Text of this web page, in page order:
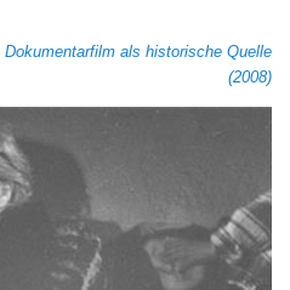
Dokumentarfilm als historische Quelle
(2008)